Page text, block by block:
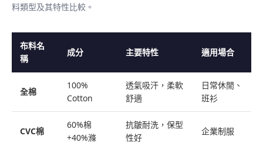
料類型及其特性比較。
布料名
稱
成分 主要特性 適用場合
全棉
100%
Cotton
透氣吸汗，柔軟
舒適
日常休閒、
班衫
CVC棉
60%棉
+40%滌
抗皺耐洗，保型
性好
企業制服